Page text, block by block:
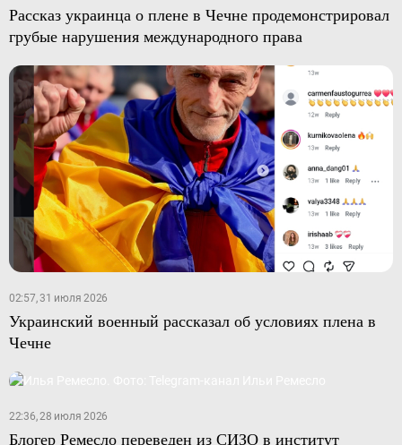
Рассказ украинца о плене в Чечне продемонстрировал
грубые нарушения международного права
02:57, 31 июля 2026
Украинский военный рассказал об условиях плена в
Чечне
22:36, 28 июля 2026
Блогер Ремесло переведен из СИЗО в институт